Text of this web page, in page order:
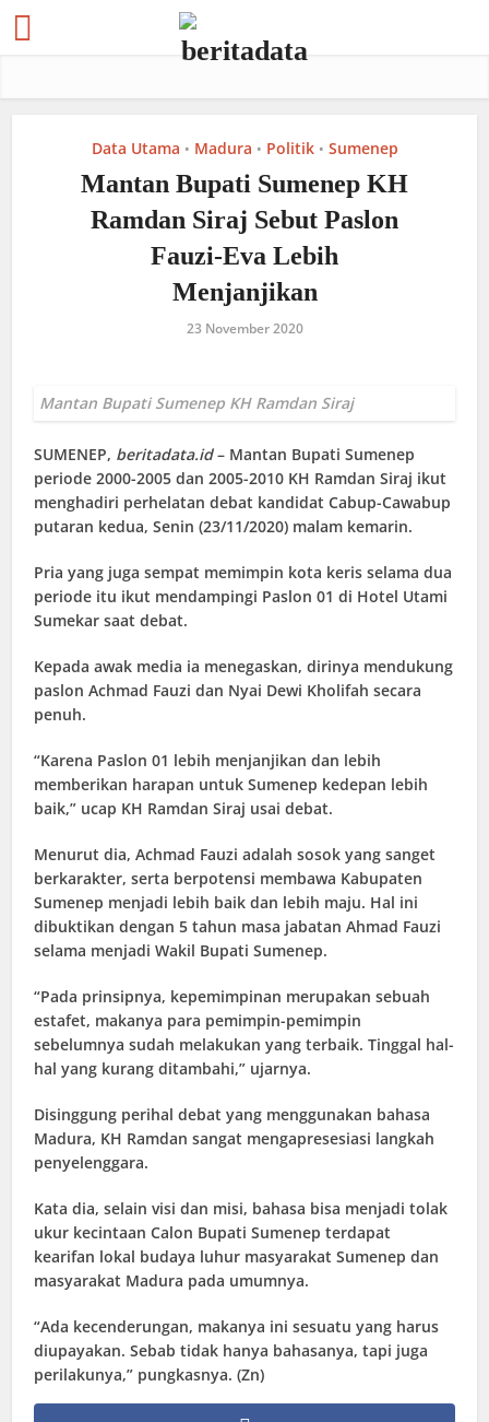
Data Utama • Madura • Politik • Sumenep
Mantan Bupati Sumenep KH
Ramdan Siraj Sebut Paslon
Fauzi-Eva Lebih
Menjanjikan
23 November 2020
Mantan Bupati Sumenep KH Ramdan Siraj
SUMENEP, beritadata.id– Mantan Bupati Sumenep
periode 2000-2005 dan 2005-2010 KH Ramdan Siraj ikut
menghadiri perhelatan debat kandidat Cabup-Cawabup
putaran kedua, Senin (23/11/2020) malam kemarin.
Pria yang juga sempat memimpin kota keris selama dua
periode itu ikut mendampingi Paslon 01 di Hotel Utami
Sumekar saat debat.
Kepada awak media ia menegaskan, dirinya mendukung
paslon Achmad Fauzi dan Nyai Dewi Kholifah secara
penuh.
“Karena Paslon 01 lebih menjanjikan dan lebih
memberikan harapan untuk Sumenep kedepan lebih
baik,” ucap KH Ramdan Siraj usai debat.
Menurut dia, Achmad Fauzi adalah sosok yang sanget
berkarakter, serta berpotensi membawa Kabupaten
Sumenep menjadi lebih baik dan lebih maju. Hal ini
dibuktikan dengan 5 tahun masa jabatan Ahmad Fauzi
selama menjadi Wakil Bupati Sumenep.
“Pada prinsipnya, kepemimpinan merupakan sebuah
estafet, makanya para pemimpin-pemimpin
sebelumnya sudah melakukan yang terbaik. Tinggal hal-
hal yang kurang ditambahi,” ujarnya.
Disinggung perihal debat yang menggunakan bahasa
Madura, KH Ramdan sangat mengapresesiasi langkah
penyelenggara.
Kata dia, selain visi dan misi, bahasa bisa menjadi tolak
ukur kecintaan Calon Bupati Sumenep terdapat
kearifan lokal budaya luhur masyarakat Sumenep dan
masyarakat Madura pada umumnya.
“Ada kecenderungan, makanya ini sesuatu yang harus
diupayakan. Sebab tidak hanya bahasanya, tapi juga
perilakunya,” pungkasnya. (Zn)